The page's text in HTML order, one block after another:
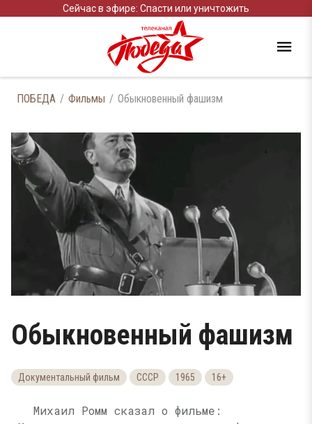
Сейчас в эфире: Спасти или уничтожить
ПОБЕДА Фильмы Обыкновенный фашизм
Обыкновенный фашизм
Документальный фильм СССР 1965 16+
Михаил Ромм сказал о фильме: